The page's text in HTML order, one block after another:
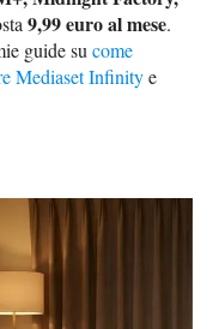
9,99 euro al mese.
guide sucome
Mediaset Infinitye